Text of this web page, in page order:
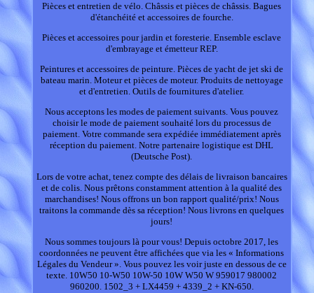
Pièces et entretien de vélo. Châssis et pièces de châssis. Bagues
d'étanchéité et accessoires de fourche.
Pièces et accessoires pour jardin et foresterie. Ensemble esclave
d'embrayage et émetteur REP.
Peintures et accessoires de peinture. Pièces de yacht de jet ski de
bateau marin. Moteur et pièces de moteur. Produits de nettoyage
et d'entretien. Outils de fournitures d'atelier.
Nous acceptons les modes de paiement suivants. Vous pouvez
choisir le mode de paiement souhaité lors du processus de
paiement. Votre commande sera expédiée immédiatement après
réception du paiement. Notre partenaire logistique est DHL
(Deutsche Post).
Lors de votre achat, tenez compte des délais de livraison bancaires
et de colis. Nous prêtons constamment attention à la qualité des
marchandises! Nous offrons un bon rapport qualité/prix! Nous
traitons la commande dès sa réception! Nous livrons en quelques
jours!
Nous sommes toujours là pour vous! Depuis octobre 2017, les
coordonnées ne peuvent être affichées que via les « Informations
Légales du Vendeur ». Vous pouvez les voir juste en dessous de ce
texte. 10W50 10-W50 10W-50 10W W50 W 959017 980002
960200. 1502_3 + LX4459 + 4339_2 + KN-650.